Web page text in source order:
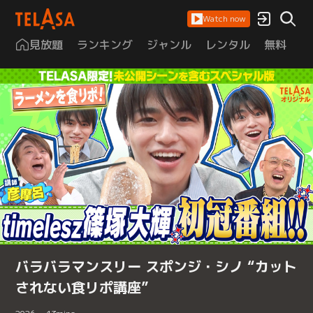
Watch now
見放題 ランキング ジャンル レンタル 無料
バラバラマンスリー スポンジ・シノ “カット
されない食リポ講座”